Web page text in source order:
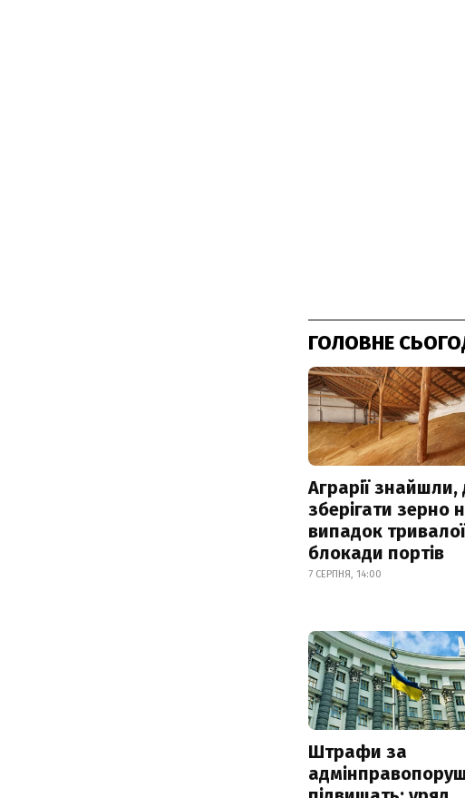
ГОЛОВНЕ
Аграрії знайшли,
зберігати зерно
випадок тривалої
блокади портів
7 СЕРПНЯ, 14:00
Штрафи за